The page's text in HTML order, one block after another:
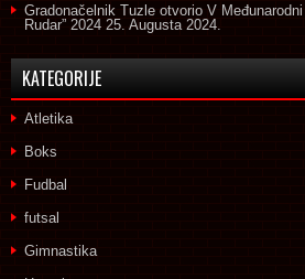
Gradonačelnik Tuzle otvorio V
Rudar” 2024 25. Augusta 2024.
KATEGORIJE
Atletika
Boks
Fudbal
futsal
Gimnastika